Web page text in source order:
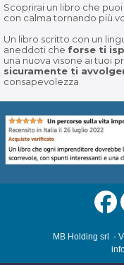
Scoprirai un libro che
con calma tornando più
Un libro scritto con un
aneddoti che forse ti
una nuova visone ai tuoi
sicuramente ti
consapevolezza
MB Holding srl -